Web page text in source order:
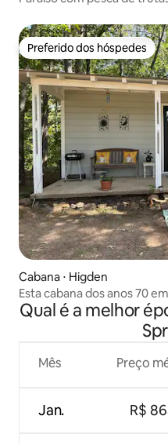
Preferido dos hóspedes
Preferido dos hóspedes
Cabana ⋅ Higden
Esta cabana dos anos 70
Qual é a melhor
Mês
Jan.
Preço
R$